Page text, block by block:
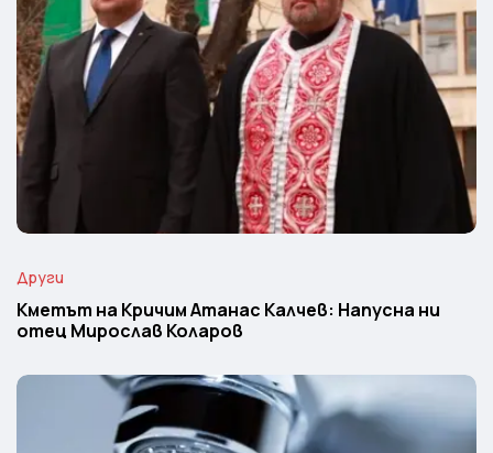
Други
Кметът на Кричим Атанас Калчев: Напусна ни
отец Мирослав Коларов